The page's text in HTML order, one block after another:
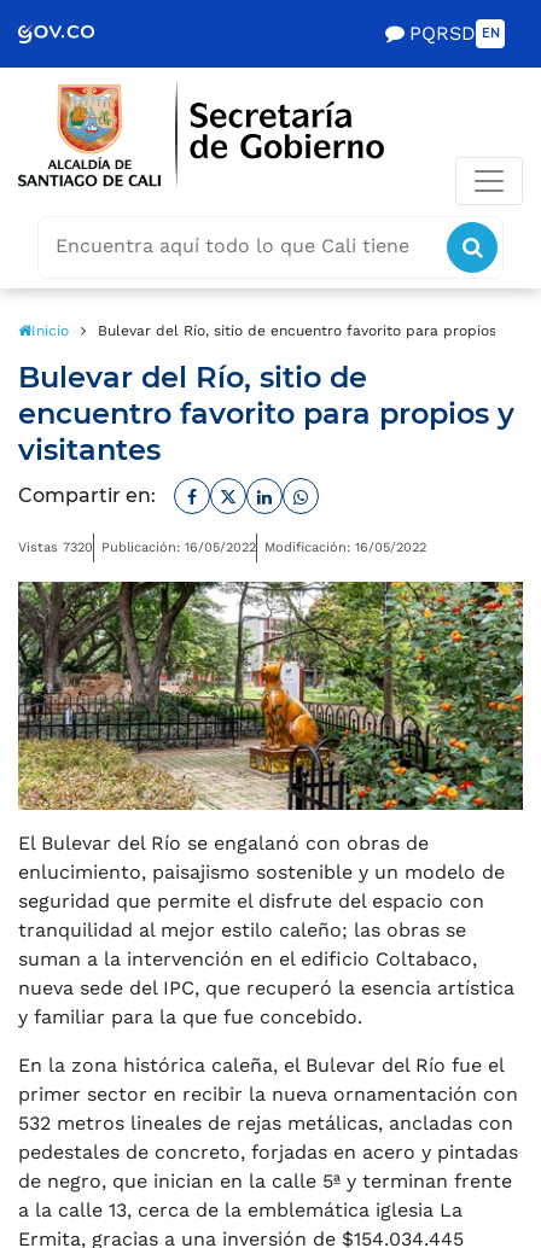
de Gobierno
PQRSD EN
icono
Inicio Bulevar del Río, sitio de encuentro favorito para propios y
Bulevar del Río, sitio de
encuentro favorito para propios y
visitantes
Compartir en: Facebook
TwitterLinkedinWhatsapp
Vistas 7320 Publicación: 16/05/2022 Modificación: 16/05/2022
El Bulevar del Río se engalanó con obras de
enlucimiento, paisajismo sostenible y un modelo de
seguridad que permite el disfrute del espacio con
tranquilidad al mejor estilo caleño; las obras se
suman a la intervención en el edificio Coltabaco,
nueva sede del IPC, que recuperó la esencia artística
y familiar para la que fue concebido.
En la zona histórica caleña, el Bulevar del Río fue el
primer sector en recibir la nueva ornamentación con
532 metros lineales de rejas metálicas, ancladas con
pedestales de concreto, forjadas en acero y pintadas
de negro, que inician en la calle 5ª y terminan frente
a la calle 13, cerca de la emblemática iglesia La
Ermita, gracias a una inversión de $154.034.445